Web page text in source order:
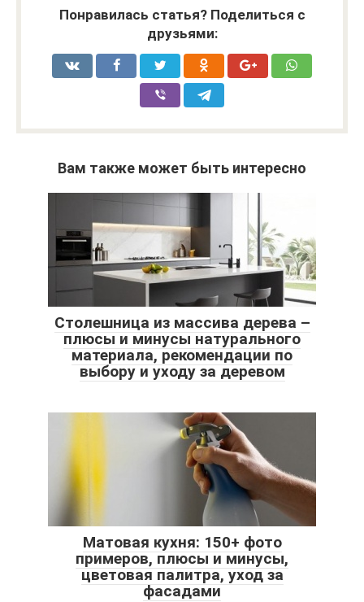
Понравилась статья? Поделиться с
друзьями:
Вам также может быть интересно
Столешница из массива дерева –
плюсы и минусы натурального
материала, рекомендации по
выбору и уходу за деревом
Матовая кухня: 150+ фото
примеров, плюсы и минусы,
цветовая палитра, уход за
фасадами